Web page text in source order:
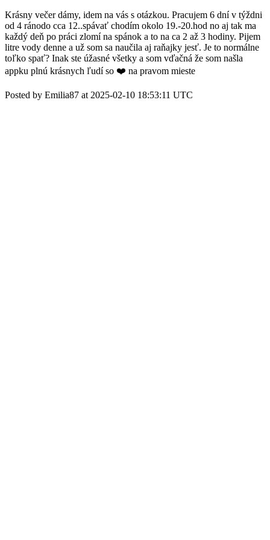
Krásny večer dámy, idem na vás s otázkou. Pracujem 6 dní v týždni
od 4 ránodo cca 12..spávať chodím okolo 19.-20.hod no aj tak ma
každý deň po práci zlomí na spánok a to na ca 2 až 3 hodiny. Pijem
litre vody denne a už som sa naučila aj raňajky jesť. Je to normálne
toľko spať? Inak ste úžasné všetky a som vďačná že som našla
appku plnú krásnych ľudí so ❤️ na pravom mieste
Posted by Emilia87 at 2025-02-10 18:53:11 UTC